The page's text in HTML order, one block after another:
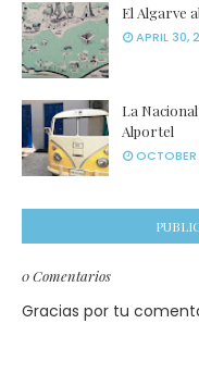
El Algarve
APRIL 30,
La
Alportel
0 Comentarios
Gracias por tu